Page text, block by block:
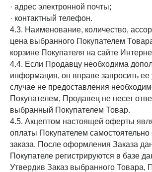
· адрес электронной почты;
· контактный телефон.
4.3. Наименование, количество,
цена выбранного Покупателем
корзине Покупателя на сайте
4.4. Если Продавцу необходима
информация, он вправе запросить ее
случае не предоставления
Покупателем, Продавец не несет
выбранный Покупателем Товар.
4.5. Акцептом настоящей оферты
оплаты Покупателем
заказа. После оформления Заказа
Покупателе регистрируются в базе
Утвердив Заказ выбранного Товара,